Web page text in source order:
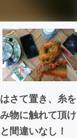
さて置き、糸を
物に触れて頂け
間違いなし！